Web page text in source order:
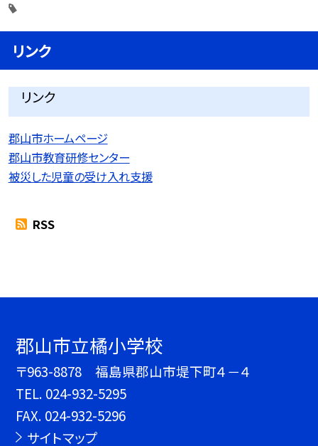
リンク
リンク
郡山市ホームページ
郡山市教育研修センター
被災した児童の受け入れ支援
RSS
郡山市立橘小学校
〒963-8878 福島県郡山市堤下町４－４
TEL. 024-932-5295
FAX. 024-932-5296
サイトマップ